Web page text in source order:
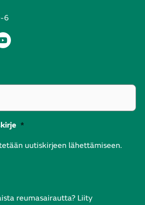
6
*
uutiskirjeen lähettämiseen.
reumasairautta? Liity